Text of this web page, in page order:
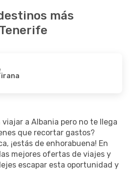
más
viajar a Albania pero no te llega
que recortar gastos?
¡estás de enhorabuena! En
mejores ofertas de viajes y
escapar esta oportunidad y